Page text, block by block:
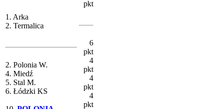
1. Arka
2. Termalica
2. Polonia W.
4. Miedź
5. Stal M.
6. Łódzki KS
pkt
6
pkt
4
pkt
4
pkt
4
pkt